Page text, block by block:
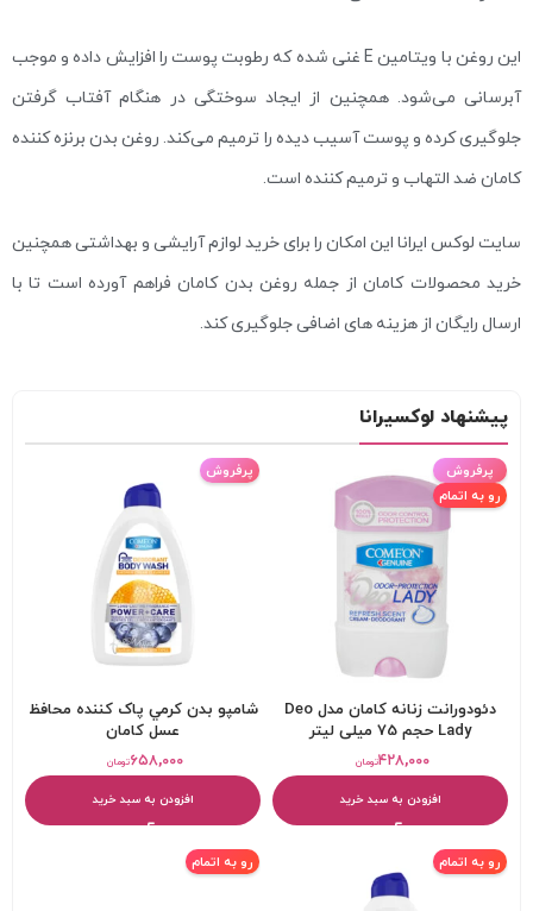
این روغن با ویتامین E غنی شده که رطوبت پوست را افزایش داده و موجب
آبرسانی می‌شود. همچنین از ایجاد سوختگی در هنگام آفتاب گرفتن
جلوگیری کرده و پوست آسیب دیده را ترمیم می‌کند. روغن بدن برنزه کننده
کامان ضد التهاب و ترمیم کننده است.
سایت لوکس ایرانا این امکان را برای خرید لوازم آرایشی و بهداشتی همچنین
خرید محصولات کامان از جمله روغن بدن کامان فراهم آورده است تا با
ارسال رایگان از هزینه های اضافی جلوگیری کند.
پیشنهاد لوکسیرانا
پرفروش
رو به اتمام
دئودورانت زنانه کامان مدل Deo
Lady حجم 75 میلی لیتر
تومان۴۲۸,۰۰۰
افزودن به سبد خرید
پرفروش
شامپو بدن کرمي پاک کننده محافظ
عسل کامان
تومان۶۵۸,۰۰۰
افزودن به سبد خرید
رو به اتمام رو به اتمام